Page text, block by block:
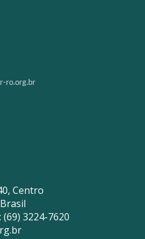
ro.org.br
Centro
(69) 3224-7620